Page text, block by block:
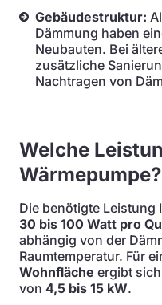
Gebäudestruktur:
Dämmung haben
Neubauten. Bei
zusätzliche
Nachtragen von
Welche
Wärmepumpe?
Die benötigte Leistung
30 bis 100 Watt pro
abhängig von der
Raumtemperatur. Für
Wohnfläche ergibt
von 4,5 bis 15 kW.